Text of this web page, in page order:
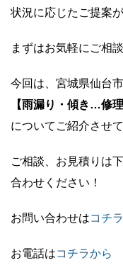
状況に応じたご提案が
まずはお気軽にご相
今回は、宮城県仙台
【雨漏り・傾き…修
についてご紹介させ
ご相談、お見積りは
合わせください！
お問い合わせはコチ
お電話はコチラから